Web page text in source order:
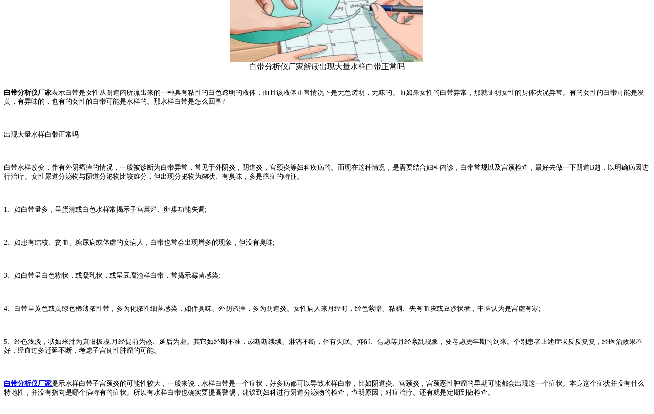
白带分析仪厂家解读出现大量水样白带正常吗
白带分析仪厂家表示白带是女性从阴道内所流出来的一种具有粘性的白色透明的液体，而且该液体正常情况下是无色透明，无味的。而如果女性的白带异常，那就证明女性的身体状况异常。有的女性的白带可能是发
黄，有异味的，也有的女性的白带可能是水样的。那水样白带是怎么回事?
出现大量水样白带正常吗
白带水样改变，伴有外阴瘙痒的情况，一般被诊断为白带异常，常见于外阴炎，阴道炎，宫颈炎等妇科疾病的。而现在这种情况，是需要结合妇科内诊，白带常规以及宫颈检查，最好去做一下阴道B超，以明确病因进
行治疗。女性尿道分泌物与阴道分泌物比较难分，但出现分泌物为糊状、有臭味，多是癌症的特征。
1、如白带量多，呈蛋清或白色水样常揭示子宫糜烂、卵巢功能失调;
2、如患有结核、贫血、糖尿病或体虚的女病人，白带也常会出现增多的现象，但没有臭味;
3、如白带呈白色糊状，或凝乳状，或呈豆腐渣样白带，常揭示霉菌感染;
4、白带呈黄色或黄绿色稀薄脓性带，多为化脓性细菌感染，如伴臭味、外阴瘙痒，多为阴道炎。女性病人来月经时，经色紫暗、粘稠、夹有血块或豆沙状者，中医认为是宫虚有寒;
5、经色浅淡，状如米泔为真阳极虚;月经提前为热、延后为虚。其它如经期不准，或断断续续、淋漓不断，伴有失眠、抑郁、焦虑等月经紊乱现象，要考虑更年期的到来。个别患者上述症状反反复复，经医治效果不
好，经血过多迁延不断，考虑子宫良性肿瘤的可能。
白带分析仪厂家提示水样白带子宫颈炎的可能性较大，一般来说，水样白带是一个症状，好多病都可以导致水样白带，比如阴道炎、宫颈炎，宫颈恶性肿瘤的早期可能都会出现这一个症状。本身这个症状并没有什么
特地性，并没有指向是哪个病特有的症状。所以有水样白带也确实要提高警惕，建议到妇科进行阴道分泌物的检查，查明原因，对症治疗。还有就是定期到做检查。